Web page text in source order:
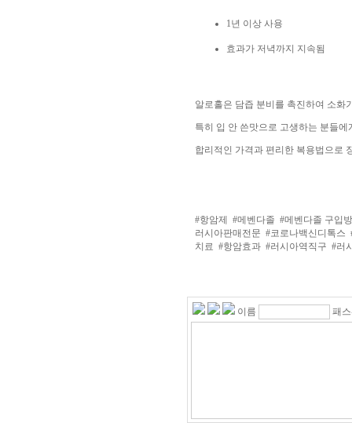
1년 이상 사용
효과가 저녁까지 지속됨
알로홀은 담즙 분비를 촉진하여 소화
특히 입 안 쓴맛으로 고생하는 분들에
합리적인 가격과 편리한 복용법으로
#항암제 #메벤다졸 #메벤다졸 구입
러시아판매전문 #코로나백신디톡스
치료 #항암효과 #러시아역직구 #러
이름 패